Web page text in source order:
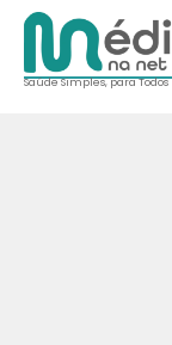
Saúde Simples, para Todos